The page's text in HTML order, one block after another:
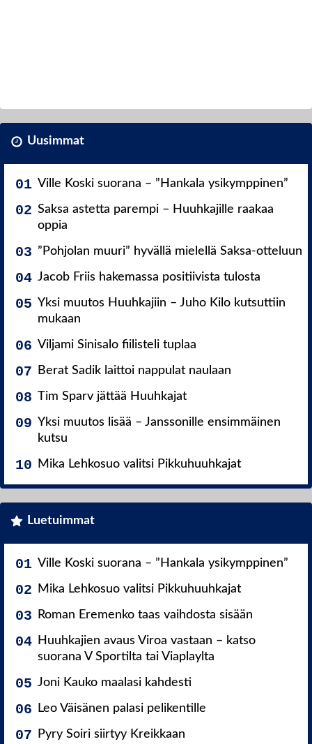
Uusimmat
Ville Koski suorana – ”Hankala ysikymppinen”
Saksa astetta parempi – Huuhkajille raakaa
oppia
”Pohjolan muuri” hyvällä mielellä Saksa-otteluun
Jacob Friis hakemassa positiivista tulosta
Yksi muutos Huuhkajiin – Juho Kilo kutsuttiin
mukaan
Viljami Sinisalo fiilisteli tuplaa
Berat Sadik laittoi nappulat naulaan
Tim Sparv jättää Huuhkajat
Yksi muutos lisää – Janssonille ensimmäinen
kutsu
Mika Lehkosuo valitsi Pikkuhuuhkajat
Luetuimmat
Ville Koski suorana – ”Hankala ysikymppinen”
Mika Lehkosuo valitsi Pikkuhuuhkajat
Roman Eremenko taas vaihdosta sisään
Huuhkajien avaus Viroa vastaan – katso
suorana V Sportilta tai Viaplaylta
Joni Kauko maalasi kahdesti
Leo Väisänen palasi pelikentille
Pyry Soiri siirtyy Kreikkaan